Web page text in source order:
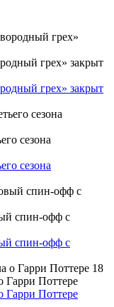
грех» закрыт
грех» закрыт
сезона
сезона
спин-офф с
спин-офф с
Гарри Поттере
Гарри Поттере